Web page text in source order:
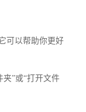
可以帮助你更好
”或“打开文件